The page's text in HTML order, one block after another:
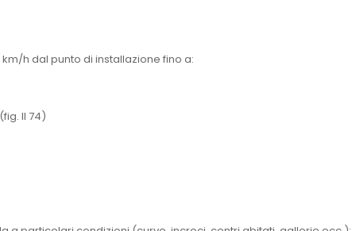
h dal punto di installazione fino a:
II 74)